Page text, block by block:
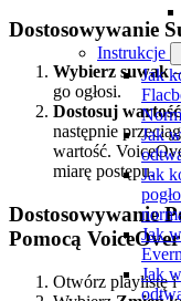
Instrukcje
Jak
Jak
Jak
Jak
Jak
Dostosowywanie
Wybierz suwak
go ogłosi.
Dostosuj wartość
następnie
wartość.
miarę postępu.
Dostosowywanie
Pomocą VoiceOver
Otwórz playlistę